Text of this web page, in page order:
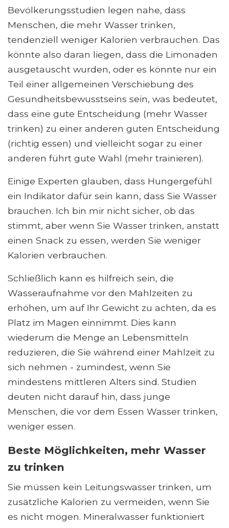
Bevölkerungsstudien legen nahe, dass
Menschen, die mehr Wasser trinken,
tendenziell weniger Kalorien verbrauchen. Das
könnte also daran liegen, dass die Limonaden
ausgetauscht wurden, oder es könnte nur ein
Teil einer allgemeinen Verschiebung des
Gesundheitsbewusstseins sein, was bedeutet,
dass eine gute Entscheidung (mehr Wasser
trinken) zu einer anderen guten Entscheidung
(richtig essen) und vielleicht sogar zu einer
anderen führt gute Wahl (mehr trainieren).
Einige Experten glauben, dass Hungergefühl
ein Indikator dafür sein kann, dass Sie Wasser
brauchen. Ich bin mir nicht sicher, ob das
stimmt, aber wenn Sie Wasser trinken, anstatt
einen Snack zu essen, werden Sie weniger
Kalorien verbrauchen.
Schließlich kann es hilfreich sein, die
Wasseraufnahme vor den Mahlzeiten zu
erhöhen, um auf Ihr Gewicht zu achten, da es
Platz im Magen einnimmt. Dies kann
wiederum die Menge an Lebensmitteln
reduzieren, die Sie während einer Mahlzeit zu
sich nehmen - zumindest, wenn Sie
mindestens mittleren Alters sind. Studien
deuten nicht darauf hin, dass junge
Menschen, die vor dem Essen Wasser trinken,
weniger essen.
Beste Möglichkeiten, mehr Wasser
zu trinken
Sie müssen kein Leitungswasser trinken, um
zusätzliche Kalorien zu vermeiden, wenn Sie
es nicht mögen. Mineralwasser funktioniert